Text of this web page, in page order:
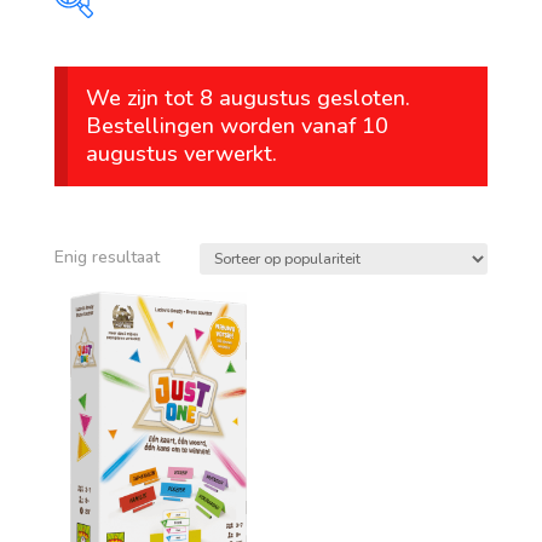
Prijs
€ 22
vanaf 1 jaar
vanaf 4 jaar
vanaf 6 jaar
vanaf 8 jaar
vanaf 10 jaar
vanaf 12 jaar
We zijn tot 8 augustus gesloten.
Bestellingen worden vanaf 10
augustus verwerkt.
Enig resultaat